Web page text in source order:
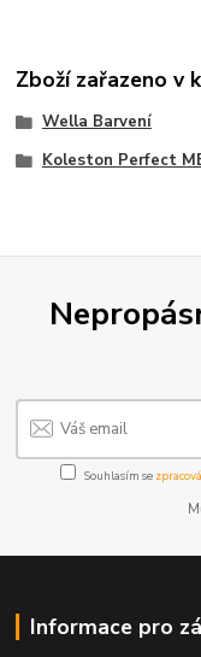
Zboží zařazeno v
Wella Barvení
Koleston Perfect
Souhlasím se
Informace pro